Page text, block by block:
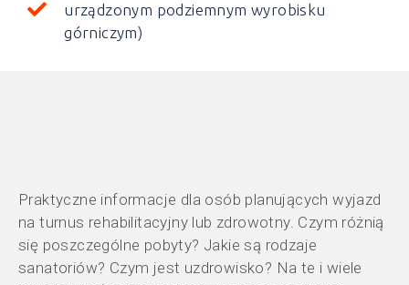
urządzonym podziemnym wyrobisku
górniczym)
Praktyczne informacje dla osób planujących wyjazd
na turnus rehabilitacyjny lub zdrowotny. Czym różnią
się poszczególne pobyty? Jakie są rodzaje
sanatoriów? Czym jest uzdrowisko? Na te i wiele